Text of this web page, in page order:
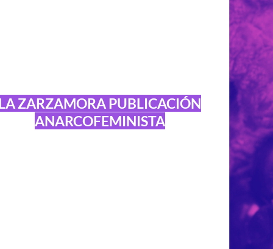
ZARZAMORA PUBLICACIÓN
ANARCOFEMINISTA